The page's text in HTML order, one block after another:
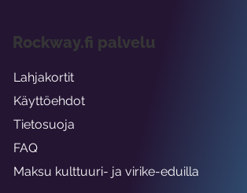
Rockway.fi palvelu
Lahjakortit
Käyttöehdot
Tietosuoja
FAQ
Maksu kulttuuri- ja virike-eduilla